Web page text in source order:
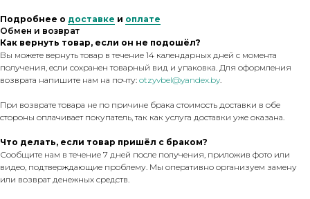
Подробнее о доставке и оплате
Обмен и возврат
Как вернуть товар, если он не подошёл?
Вы можете вернуть товар в течение 14 календарных дней с момента
получения, если сохранен товарный вид и упаковка. Для оформления
возврата напишите нам на почту: otzyvbel@yandex.by
При возврате товара не по причине брака стоимость доставки в обе
стороны оплачивает покупатель, так как услуга доставки уже оказана.
Что делать, если товар пришёл с браком?
Сообщите нам в течение 7 дней после получения, приложив фото или
видео, подтверждающие проблему. Мы оперативно организуем замену
или возврат денежных средств.